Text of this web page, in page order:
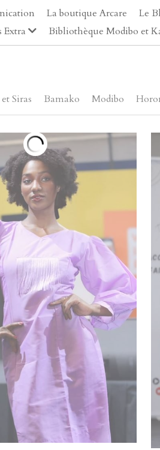
La boutique Arcare Le
Extra
Bibliothèque Modibo et
Siras Bamako Modibo